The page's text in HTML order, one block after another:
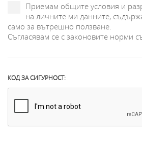
Приемам общите условия и
на личните ми данните,
само за вътрешно ползване.
Съгласявам се с законовите норми
КОД ЗА СИГУРНОСТ: